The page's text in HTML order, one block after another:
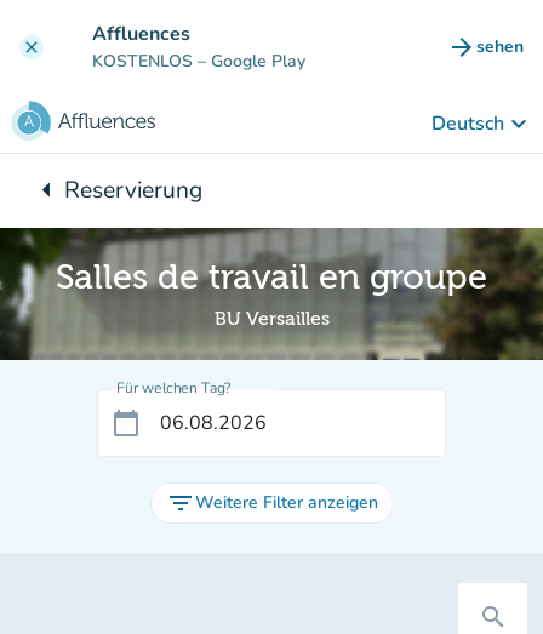
clear Affluences
KOSTENLOS – Google Play arrow_forward sehen
(new
Deutsch keyboard_arrow_down
arrow_leftZurück zu:
Reservierung
Salles de travail en groupe
BU Versailles
Für welchen Tag?
calendar_today
filter_listWeitere Filter anzeigen
search